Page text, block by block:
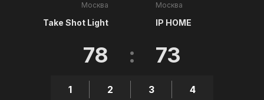
Москва
Take Shot Light
78 : 73
1 2 3 4
Москва
IP HOME